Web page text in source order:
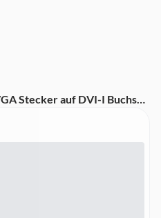
Stecker auf DVI-I Buchse,